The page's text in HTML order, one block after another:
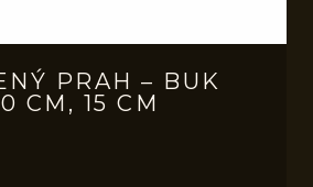
PRAH – BUK
CM, 15 CM